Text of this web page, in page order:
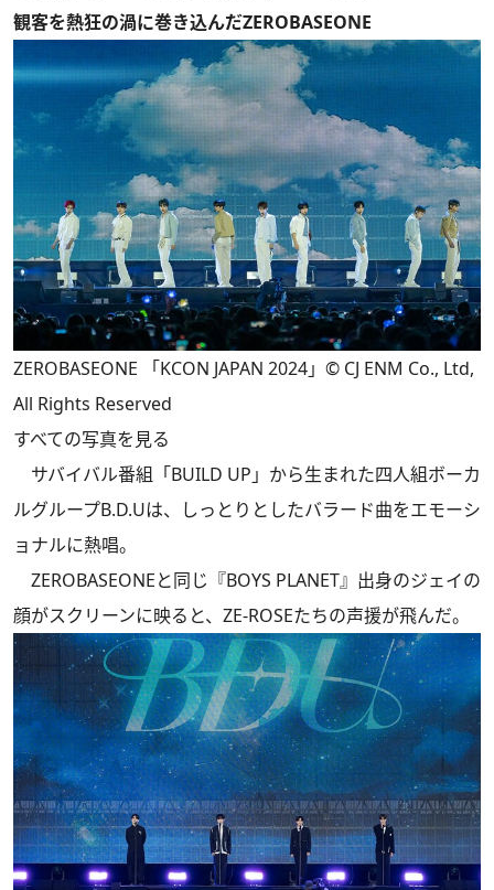
観客を熱狂の渦に巻き込んだZEROBASEONE
ZEROBASEONE 「KCON JAPAN 2024」© CJ ENM Co., Ltd,
All Rights Reserved
すべての写真を見る
サバイバル番組「BUILD UP」から生まれた四人組ボーカ
ルグループB.D.Uは、しっとりとしたバラード曲をエモーシ
ョナルに熱唱。
ZEROBASEONEと同じ『BOYS PLANET』出身のジェイの
顔がスクリーンに映ると、ZE-ROSEたちの声援が飛んだ。